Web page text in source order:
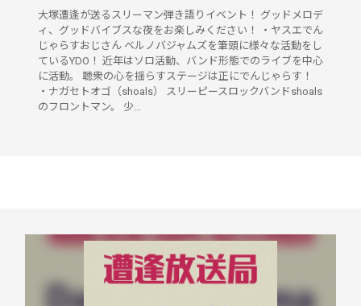
大塚遭逢が送るスリーマン弾き語りイベント！ グッドメロデ
ィ、グッドバイブスな夜をお楽しみください！ ・ヤスエでん
じゃらすおじさん ベルノバジャムズを筆頭に様々な活動をし
ているYDO！ 近年はソロ活動、バンド形態でのライブを中心
に活動。 聴衆の心を揺らすステージは正にでんじゃらす！
・ナガセトオゴ（shoals） スリーピースロックバンドshoals
のフロントマン。 少...